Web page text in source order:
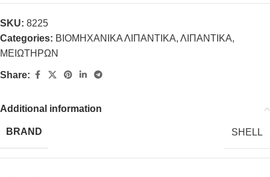
SKU: 8225
Categories: ΒΙΟΜΗΧΑΝΙΚΑ ΛΙΠΑΝΤΙΚΑ, ΛΙΠΑΝΤΙΚΑ,
ΜΕΙΩΤΗΡΩΝ
Share:
Additional information
BRAND SHELL